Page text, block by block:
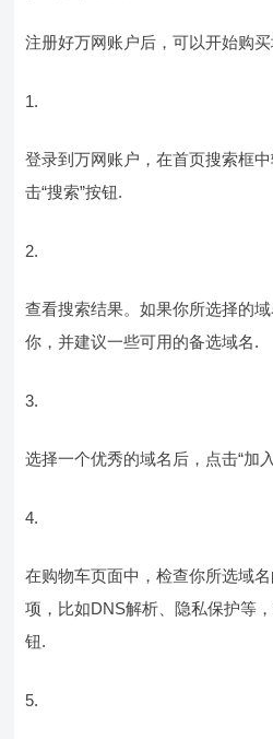
注册好万网账户后，可以开始购
登录到万网账户，在首页搜索框
击“搜索”按钮.
查看搜索结果。如果你所选择的
你，并建议一些可用的备选域名.
选择一个优秀的域名后，点击“加
在购物车页面中，检查你所选域
项，比如DNS解析、隐私保护等
钮.